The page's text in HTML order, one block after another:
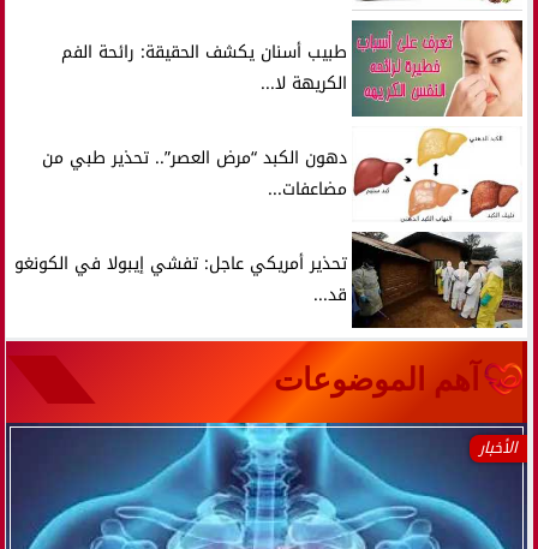
طبيب أسنان يكشف الحقيقة: رائحة الفم
الكريهة لا...
دهون الكبد “مرض العصر”.. تحذير طبي من
مضاعفات...
تحذير أمريكي عاجل: تفشي إيبولا في الكونغو
قد...
آهم الموضوعات
الأخبار